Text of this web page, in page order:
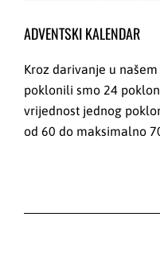
ADVENTSKI KALENDAR
Kroz darivanje u
poklonili smo 24
vrijednost jednog
od 60 do maksimalno